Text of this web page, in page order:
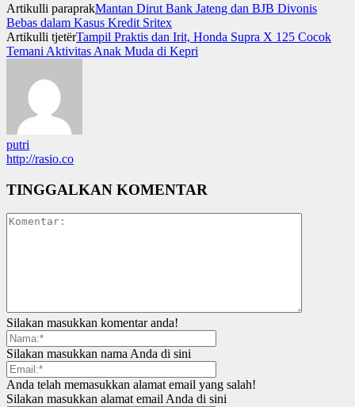
Artikulli paraprakMantan Dirut Bank Jateng dan BJB Divonis
Bebas dalam Kasus Kredit Sritex
Artikulli tjetërTampil Praktis dan Irit, Honda Supra X 125 Cocok
Temani Aktivitas Anak Muda di Kepri
putri
http://rasio.co
TINGGALKAN KOMENTAR
Silakan masukkan komentar anda!
Silakan masukkan nama Anda di sini
Anda telah memasukkan alamat email yang salah!
Silakan masukkan alamat email Anda di sini